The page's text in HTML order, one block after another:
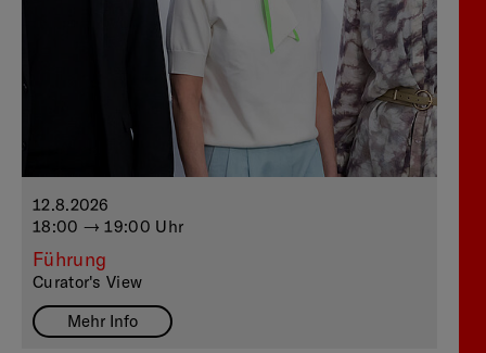
12.8.2026
18:00 — 19:00 Uhr
Führung
Curator's View
Mehr Info